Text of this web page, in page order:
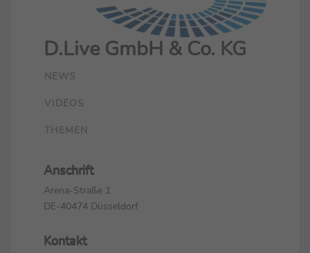
D.Live GmbH & Co. KG
NEWS
VIDEOS
THEMEN
Anschrift
Arena-Straße 1
DE-40474 Düsseldorf
Kontakt